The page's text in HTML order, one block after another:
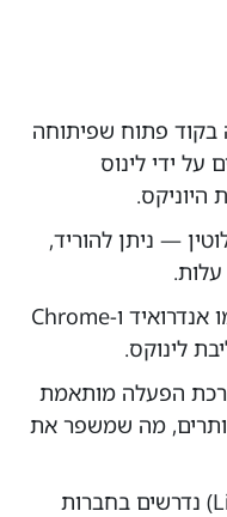
בקוד פתוח שפיתוחה
ידי לינוס
— ניתן להוריד,
מערכות הפעלה מוכרות כמו אנדרואיד ו-Chrome
הפעלה מותאמת
מה שמשפר את
אנשי לינוקס (Linux Admin) נדרשים בחברות